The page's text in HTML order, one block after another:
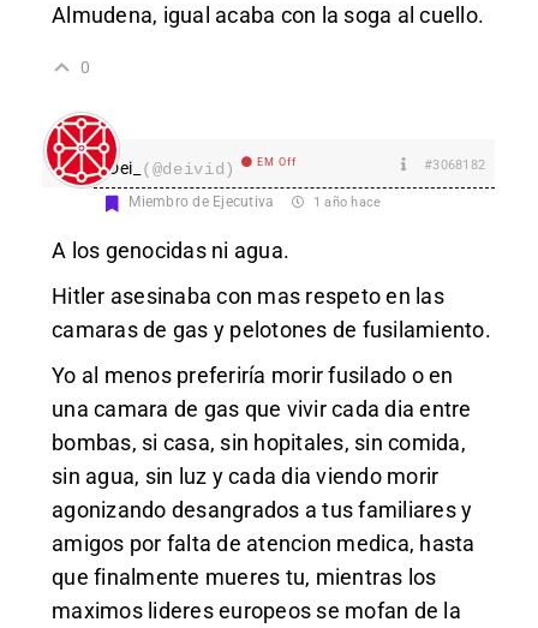
Almudena, igual acaba con la soga al cuello.
0
Dei_ (@deivid) EM Off #3068182
Miembro de Ejecutiva 1 año hace
A los genocidas ni agua.
Hitler asesinaba con mas respeto en las
camaras de gas y pelotones de fusilamiento.
Yo al menos preferiría morir fusilado o en
una camara de gas que vivir cada dia entre
bombas, si casa, sin hopitales, sin comida,
sin agua, sin luz y cada dia viendo morir
agonizando desangrados a tus familiares y
amigos por falta de atencion medica, hasta
que finalmente mueres tu, mientras los
maximos lideres europeos se mofan de la